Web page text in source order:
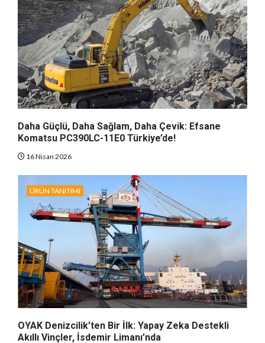
Daha Güçlü, Daha Sağlam, Daha Çevik: Efsane
Komatsu PC390LC-11E0 Türkiye’de!
16 Nisan 2026
ÜRÜN TANITIMI
OYAK Denizcilik’ten Bir İlk: Yapay Zeka Destekli
Akıllı Vinçler, İsdemir Limanı’nda